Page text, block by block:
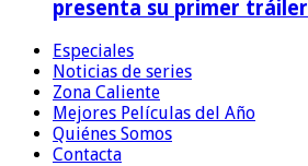
presenta su primer tráiler
Especiales
Noticias de series
Zona Caliente
Mejores Películas del Año
Quiénes Somos
Contacta